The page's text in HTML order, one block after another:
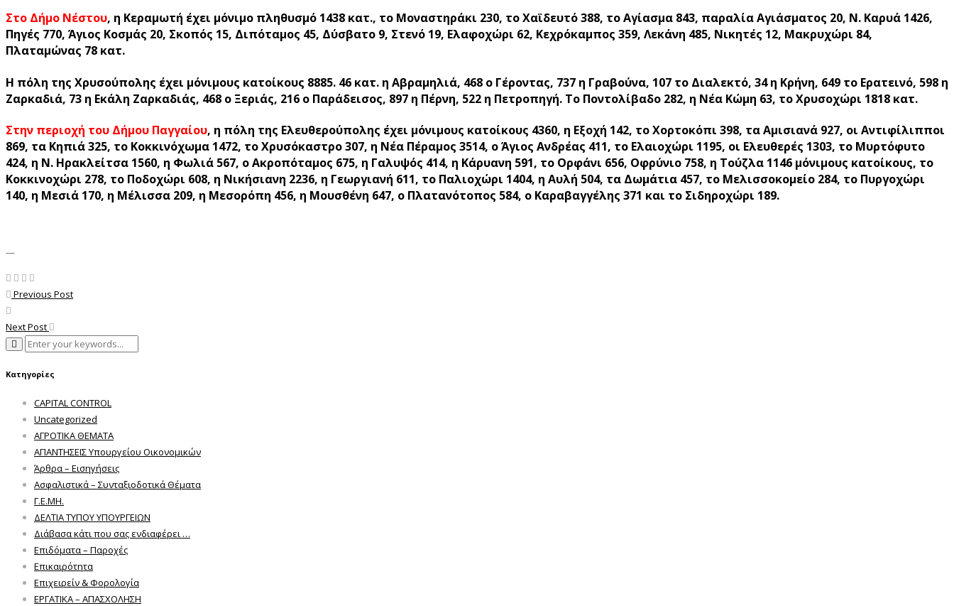
Στο Δήμο Νέστου, η Κεραμωτή έχει μόνιμο πληθυσμό 1438 κατ., το Μοναστηράκι 230, το Χαϊδευτό 388, το Αγίασμα 843, παραλία Αγιάσματος 20, Ν. Καρυά 1426,
Πηγές 770, Άγιος Κοσμάς 20, Σκοπός 15, Διπόταμος 45, Δύσβατο 9, Στενό 19, Ελαφοχώρι 62, Κεχρόκαμπος 359, Λεκάνη 485, Νικητές 12, Μακρυχώρι 84,
Πλαταμώνας 78 κατ.
Η πόλη της Χρυσούπολης έχει μόνιμους κατοίκους 8885. 46 κατ. η Αβραμηλιά, 468 ο Γέροντας, 737 η Γραβούνα, 107 το Διαλεκτό, 34 η Κρήνη, 649 το Ερατεινό, 598 η
Ζαρκαδιά, 73 η Εκάλη Ζαρκαδιάς, 468 ο Ξεριάς, 216 ο Παράδεισος, 897 η Πέρνη, 522 η Πετροπηγή. Το Ποντολίβαδο 282, η Νέα Κώμη 63, το Χρυσοχώρι 1818 κατ.
Στην περιοχή του Δήμου Παγγαίου, η πόλη της Ελευθερούπολης έχει μόνιμους κατοίκους 4360, η Εξοχή 142, το Χορτοκόπι 398, τα Αμισιανά 927, οι Αντιφίλιπποι
869, τα Κηπιά 325, το Κοκκινόχωμα 1472, το Χρυσόκαστρο 307, η Νέα Πέραμος 3514, ο Άγιος Ανδρέας 411, το Ελαιοχώρι 1195, οι Ελευθερές 1303, το Μυρτόφυτο
424, η Ν. Ηρακλείτσα 1560, η Φωλιά 567, ο Ακροπόταμος 675, η Γαλυψός 414, η Κάρυανη 591, το Ορφάνι 656, Οφρύνιο 758, η Τούζλα 1146 μόνιμους κατοίκους, το
Κοκκινοχώρι 278, το Ποδοχώρι 608, η Νικήσιανη 2236, η Γεωργιανή 611, το Παλιοχώρι 1404, η Αυλή 504, τα Δωμάτια 457, το Μελισσοκομείο 284, το Πυργοχώρι
140, η Μεσιά 170, η Μέλισσα 209, η Μεσορόπη 456, η Μουσθένη 647, ο Πλατανότοπος 584, ο Καραβαγγέλης 371 και το Σιδηροχώρι 189.
—
Previous Post
Next Post
Κατηγορίες
CAPITAL CONTROL
Uncategorized
ΑΓΡΟΤΙΚΑ ΘΕΜΑΤΑ
ΑΠΑΝΤΗΣΕΙΣ Υπουργείου Οικονομικών
Άρθρα – Εισηγήσεις
Ασφαλιστικά – Συνταξιοδοτικά Θέματα
Γ.Ε.ΜΗ.
ΔΕΛΤΙΑ ΤΥΠΟΥ ΥΠΟΥΡΓΕΙΩΝ
Διάβασα κάτι που σας ενδιαφέρει …
Επιδόματα – Παροχές
Επικαιρότητα
Επιχειρείν & Φορολογία
ΕΡΓΑΤΙΚΑ – ΑΠΑΣΧΟΛΗΣΗ